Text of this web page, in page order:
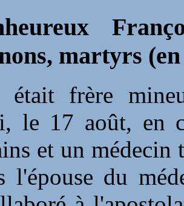
martyrs
était frère
le 17 août, en
et un
l'épouse du